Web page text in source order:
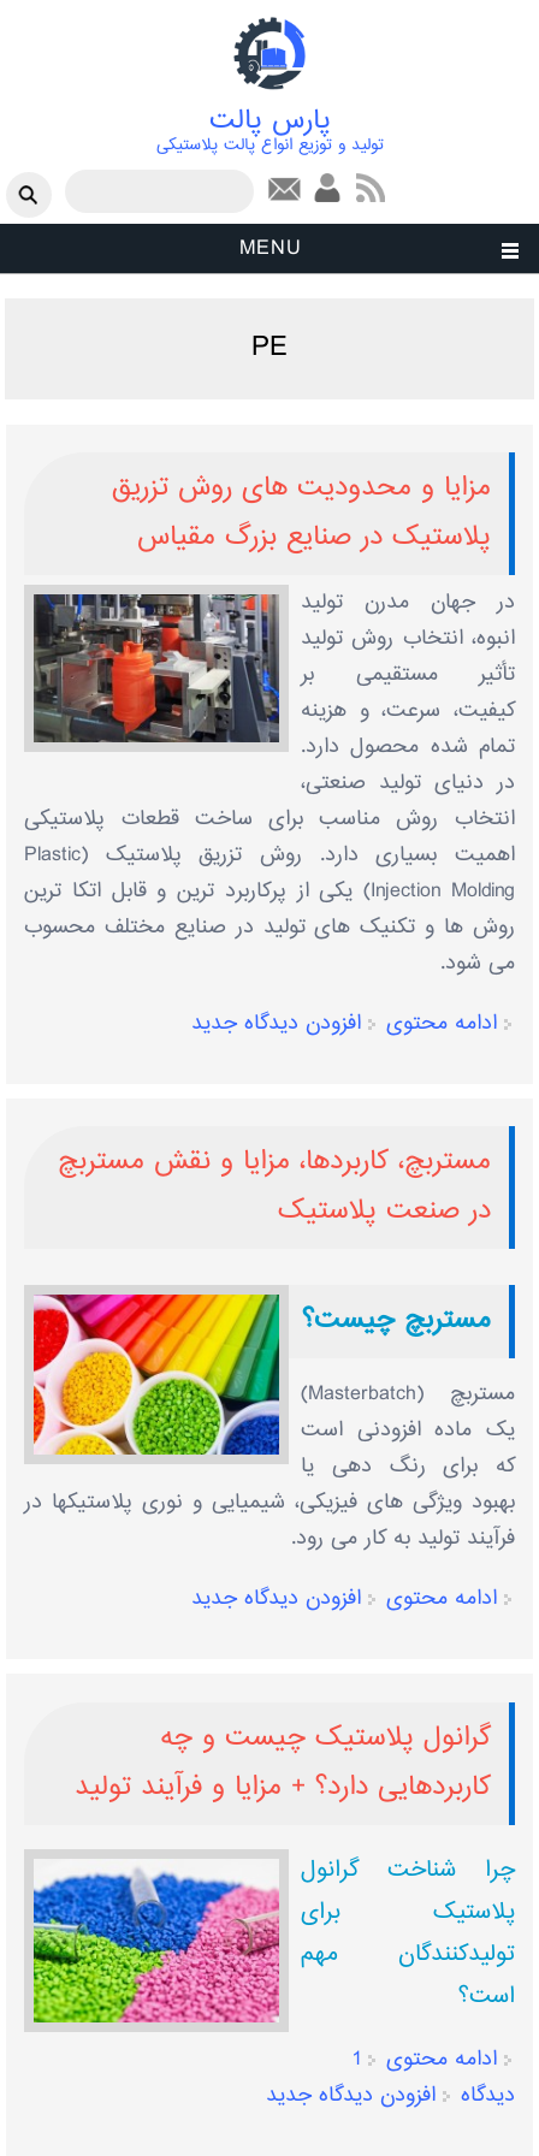
پارس پالت
تولید و توزیع انواع پالت پلاستیکی
فرم جستجو
MENU
PE
مزایا و محدودیت ‌های روش تزریق
پلاستیک در صنایع بزرگ‌ مقیاس
در جهان مدرن تولید
انبوه، انتخاب روش تولید
تأثیر مستقیمی بر
کیفیت، سرعت، و هزینه
تمام‌ شده محصول دارد.
در دنیای تولید صنعتی،
انتخاب روش مناسب برای ساخت قطعات پلاستیکی
اهمیت بسیاری دارد. روش تزریق پلاستیک (Plastic
Injection Molding) یکی از پرکاربرد ترین و قابل ‌اتکا ترین
روش‌ ها و تکنیک‌ های تولید در صنایع مختلف محسوب
می ‌شود.
ادامه محتوی
افزودن دیدگاه جدید
مستربچ، کاربردها، مزایا و نقش مستربچ
در صنعت پلاستیک
مستربچ چیست؟
مستربچ (Masterbatch)
یک ماده افزودنی است
که برای رنگ دهی یا
بهبود ویژگی های فیزیکی، شیمیایی و نوری پلاستیکها در
فرآیند تولید به کار می رود.
ادامه محتوی
افزودن دیدگاه جدید
گرانول پلاستیک چیست و چه
کاربردهایی دارد؟ + مزایا و فرآیند تولید
چرا شناخت گرانول
پلاستیک برای
تولیدکنندگان مهم
است؟
ادامه محتوی
1
دیدگاه
افزودن دیدگاه جدید